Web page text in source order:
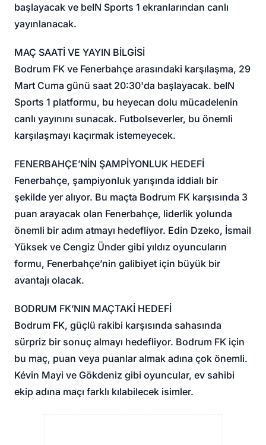
başlayacak ve beIN Sports 1 ekranlarından canlı
yayınlanacak.
MAÇ SAATİ VE YAYIN BİLGİSİ
Bodrum FK ve Fenerbahçe arasındaki karşılaşma, 29
Mart Cuma günü saat 20:30'da başlayacak. beIN
Sports 1 platformu, bu heyecan dolu mücadelenin
canlı yayınını sunacak. Futbolseverler, bu önemli
karşılaşmayı kaçırmak istemeyecek.
FENERBAHÇE’NİN ŞAMPİYONLUK HEDEFİ
Fenerbahçe, şampiyonluk yarışında iddialı bir
şekilde yer alıyor. Bu maçta Bodrum FK karşısında 3
puan arayacak olan Fenerbahçe, liderlik yolunda
önemli bir adım atmayı hedefliyor. Edin Dzeko, İsmail
Yüksek ve Cengiz Ünder gibi yıldız oyuncuların
formu, Fenerbahçe’nin galibiyet için büyük bir
avantajı olacak.
BODRUM FK’NIN MAÇTAKİ HEDEFİ
Bodrum FK, güçlü rakibi karşısında sahasında
sürpriz bir sonuç almayı hedefliyor. Bodrum FK için
bu maç, puan veya puanlar almak adına çok önemli.
Kévin Mayi ve Gökdeniz gibi oyuncular, ev sahibi
ekip adına maçı farklı kılabilecek isimler.